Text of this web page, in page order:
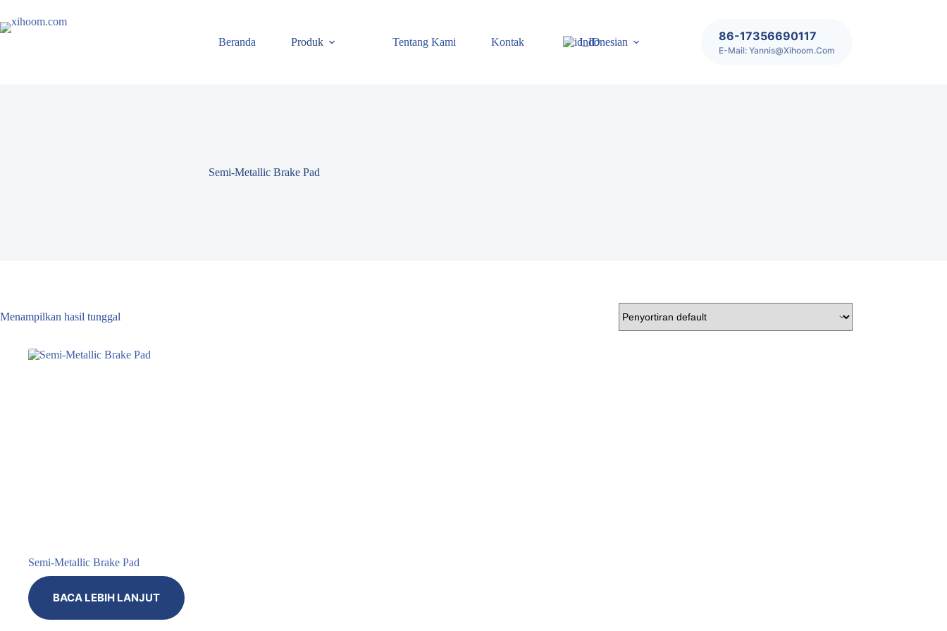
konten
Beranda
Produk Tentang Kami Kontak Indonesian 86-17356690117
E-Mail: Yannis@xihoom.com
Semi-Metallic Brake Pad
Menampilkan hasil tunggal
Semi-Metallic Brake Pad
BACA LEBIH LANJUT